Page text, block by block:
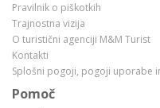
Pravilnik o piškotkih
Trajnostna vizija
O turistični agenciji M&M Turist
Kontakti
Splošni pogoji, pogoji uporabe
Pomoč